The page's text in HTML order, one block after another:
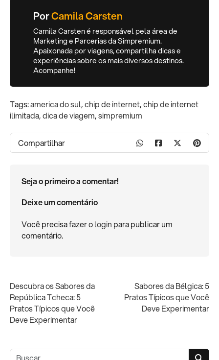
PorCamila Carsten
Camila Carsten é responsável pela área de
Marketing e Parcerias da Simpremium.
Apaixonada por viagens, compartilha dicas e
experiências sobre os mais diversos destinos.
Acompanhe!
Tags:america do sul,chip de internet,chip de internet
ilimitada,dica de viagem,simpremium
Compartilhar
Seja o primeiro a comentar!
Deixe um comentário
Você precisa fazer ologin para publicar um
comentário.
Descubra os Sabores da
República Tcheca: 5
Pratos Típicos que Você
Deve Experimentar
Sabores da Bélgica: 5
Pratos Típicos que Você
Deve Experimentar